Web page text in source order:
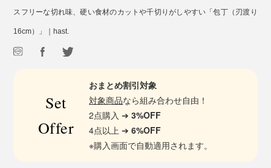
スフリーな切れ味、硬い食材のカットや千切りがしやすい「包丁（刃渡り
16cm）」｜hast.
Set
Offer
おまとめ割引対象
対象商品なら組み合わせ自由！
2点購入 ➔3%OFF
4点以上 ➔6%OFF
※購入画面で自動適用されます。